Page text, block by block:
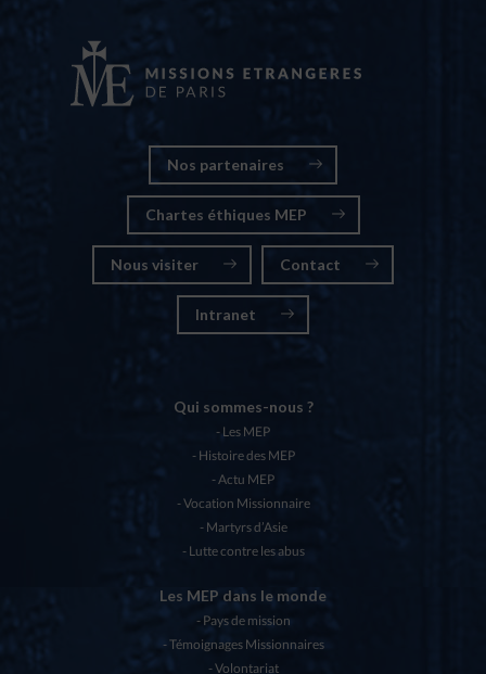
Nos partenaires
Chartes éthiques MEP
Nous visiter Contact
Intranet
Qui sommes-nous ?
Les MEP
Histoire des MEP
Actu MEP
Vocation Missionnaire
Martyrs d’Asie
Lutte contre les abus
Les MEP dans le monde
Pays de mission
Témoignages Missionnaires
Volontariat